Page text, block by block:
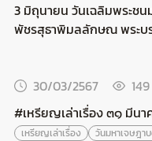
3 มิถุนายน วันเฉลิมพระชน
พัชรสุธาพิมลลักษณ พระบ
30/03/2567 149
#เหรียญเล่าเรื่อง ๓๑ มีน
เหรียญเล่าเรื่อง วันมหาเจษฎา